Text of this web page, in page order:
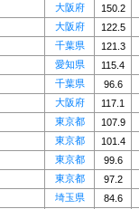
大阪府
150.2
大阪府
122.5
千葉県
121.3
愛知県
115.4
千葉県
96.6
大阪府
117.1
東京都
107.9
東京都
101.4
東京都
99.6
東京都
97.2
埼玉県 84.6